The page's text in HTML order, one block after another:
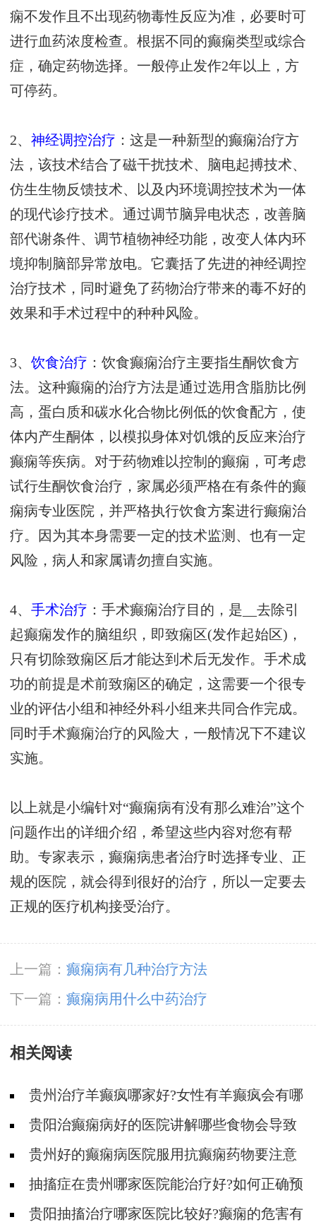
痫不发作且不出现药物毒性反应为准，必要时可
进行血药浓度检查。根据不同的癫痫类型或综合
症，确定药物选择。一般停止发作2年以上，方
可停药。
2、 神经调控治疗 ：这是一种新型的癫痫治疗方
法，该技术结合了磁干扰技术、脑电起搏技术、
仿生生物反馈技术、以及内环境调控技术为一体
的现代诊疗技术。通过调节脑异电状态，改善脑
部代谢条件、调节植物神经功能，改变人体内环
境抑制脑部异常放电。它囊括了先进的神经调控
治疗技术，同时避免了药物治疗带来的毒不好的
效果和手术过程中的种种风险。
3、 饮食治疗 ：饮食癫痫治疗主要指生酮饮食方
法。这种癫痫的治疗方法是通过选用含脂肪比例
高，蛋白质和碳水化合物比例低的饮食配方，使
体内产生酮体，以模拟身体对饥饿的反应来治疗
癫痫等疾病。对于药物难以控制的癫痫，可考虑
试行生酮饮食治疗，家属必须严格在有条件的癫
痫病专业医院，并严格执行饮食方案进行癫痫治
疗。因为其本身需要一定的技术监测、也有一定
风险，病人和家属请勿擅自实施。
4、 手术治疗 ：手术癫痫治疗目的，是__去除引
起癫痫发作的脑组织，即致痫区(发作起始区)，
只有切除致痫区后才能达到术后无发作。手术成
功的前提是术前致痫区的确定，这需要一个很专
业的评估小组和神经外科小组来共同合作完成。
同时手术癫痫治疗的风险大，一般情况下不建议
实施。
以上就是小编针对“癫痫病有没有那么难治”这个
问题作出的详细介绍，希望这些内容对您有帮
助。专家表示，癫痫病患者治疗时选择专业、正
规的医院，就会得到很好的治疗，所以一定要去
正规的医疗机构接受治疗。
上一篇： 癫痫病有几种治疗方法
下一篇： 癫痫病用什么中药治疗
相关阅读
贵州治疗羊癫疯哪家好?女性有羊癫疯会有哪
些不好影响?
贵阳治癫痫病好的医院讲解哪些食物会导致
癫痫病复发?
贵州好的癫痫病医院服用抗癫痫药物要注意
什么?抽搐症在贵州哪家医院能治疗好?如何正确预
防羊癫疯?
贵阳抽搐治疗哪家医院比较好?癫痫的危害有